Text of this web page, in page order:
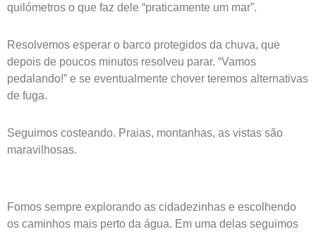
quilómetros o que faz dele “praticamente um mar”.
Resolvemos esperar o barco protegidos da chuva, que
depois de poucos minutos resolveu parar. “Vamos
pedalando!” e se eventualmente chover teremos alternativas
de fuga.
Seguimos costeando. Praias, montanhas, as vistas são
maravilhosas.
Fomos sempre explorando as cidadezinhas e escolhendo
os caminhos mais perto da água. Em uma delas seguimos